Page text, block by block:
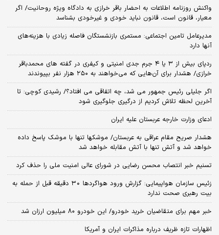
واکنش روزنامه اطلاعات به احضار باقر خرازی به دادگاه ویژه روحانیت/ اگر
معیار، قانون است، قانون نباید خودی و غیرخودی بشناسد
مدیرعامل تامین اجتماعی: مستمری بازنشستگان فاصله زیادی با هزینه‌های
آنها دارد
ردپای بیش از ۳ یا ۴ جرم جدی امنیتی و کیفری در گفته های محمدباقر
خرازی/ هشدار برای آن‌هایی که می‌خواهند به ۲۵۰ هزار نفر بپیوندند
اگر جلیلی رئیس جمهور می شد، چه اتفاقی می افتاد؟/ رشیدی کوچی: تا
آخرین لحظه تلاش کردیم از درگیری جلوگیری شود
ادعای وزارت خارجه عربستان علیه ایران
هشدار صریح مقام عراقی به عربستان/ موشکها تنها با موشک پاسخ داده
خواهد شد و آتش تنها با آتش مقابله خواهد شد
تسنیم خبر انتصاب محسن رضایی در شورای عالی امنیت ملی را حذف کرد
زئیس سازمان هواپیمایی: گزارش ورود هواگردها ٣٠ دقیقه قبل از حمله به
بیت رهبری صحت ندارد
خبر مهم برای متقاضیان خرید خودرو/ این خودرو ۸۰ میلیون ارزان شد
اظهارات تازه ظریف درباره مذاکرات ایران و آمریکا